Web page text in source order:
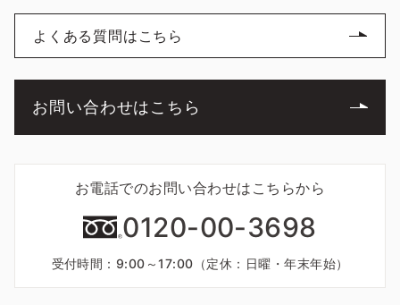
よくある質問はこちら
お問い合わせはこちら
お電話でのお問い合わせはこちらから
0120-00-3698
受付時間：9:00～17:00（定休：日曜・年末年始）